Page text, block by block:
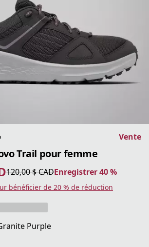
Vente
Trail pour femme
CAD
120,00 $ CAD
$ CAD Enregistrer 40 %
bénéficier de 20 % de réduction
Purple